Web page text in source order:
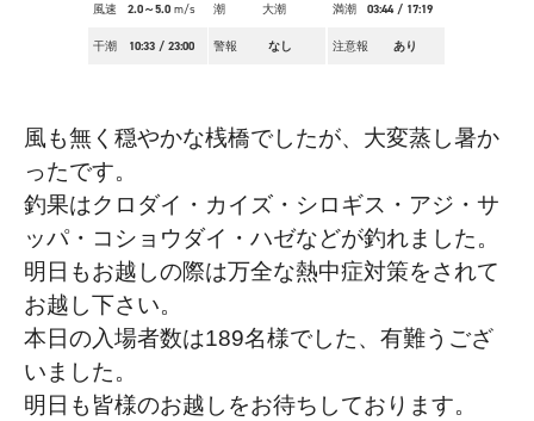
風速 2.0～5.0 m/s 潮 大潮 満潮 03:44 / 17:19
干潮 10:33 / 23:00 警報 なし 注意報 あり
風も無く穏やかな桟橋でしたが、大変蒸し暑か
ったです。
釣果はクロダイ・カイズ・シロギス・アジ・サ
ッパ・コショウダイ・ハゼなどが釣れました。
明日もお越しの際は万全な熱中症対策をされて
お越し下さい。
本日の入場者数は189名様でした、有難うござ
いました。
明日も皆様のお越しをお待ちしております。